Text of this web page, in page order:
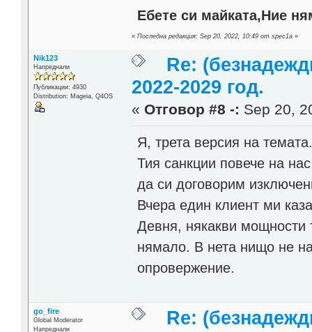
Ебете си майката,Ние
«Последна редакция: Sep 20, 2022, 10:49 от spec1a »
Nik123
Напреднали
Публикации: 4930
Distribution: Mageia, Q4OS
Re:
2022-2029 год.
« Отговор #8 -: Sep 20,
Я, трета версия на
Тия санкции повече на
да си договорим
Вчера един клиент ми
Девня, някакви мощности
нямало. В нета нищо не
опровержение.
go_fire
Global Moderator
Напреднали
Re: